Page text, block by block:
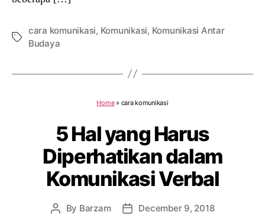
Tags
cara komunikasi, Komunikasi, Komunikasi Antar
Budaya
Home» cara komunikasi
5 Hal yang Harus
Diperhatikan dalam
Komunikasi Verbal
Post
By Barzam
PostDecember 9, 2018